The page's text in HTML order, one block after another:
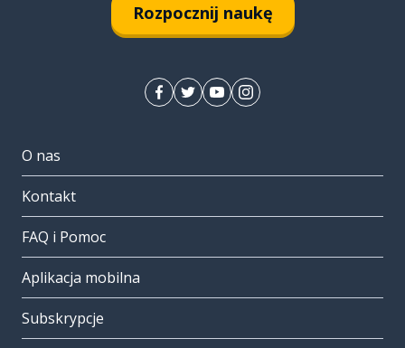
Rozpocznij naukę
O nas
Kontakt
FAQ i Pomoc
Aplikacja mobilna
Subskrypcje